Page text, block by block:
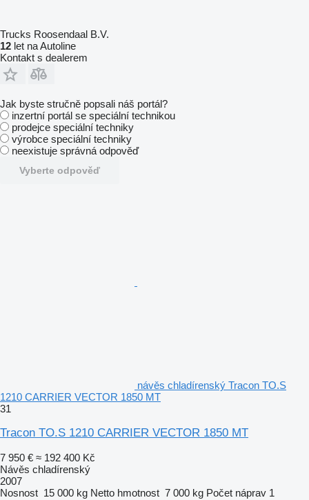
Trucks Roosendaal B.V.
12 let na Autoline
Kontakt s dealerem
Jak byste stručně popsali náš portál?
inzertní portál se speciální technikou
prodejce speciální techniky
výrobce speciální techniky
neexistuje správná odpověď
Vyberte odpověď
návěs chladírenský Tracon TO.S
1210 CARRIER VECTOR 1850 MT
31
Tracon TO.S 1210 CARRIER VECTOR 1850 MT
7 950 € ≈ 192 400 Kč
Návěs chladírenský
2007
Nosnost 15 000 kg Netto hmotnost 7 000 kg Počet náprav 1